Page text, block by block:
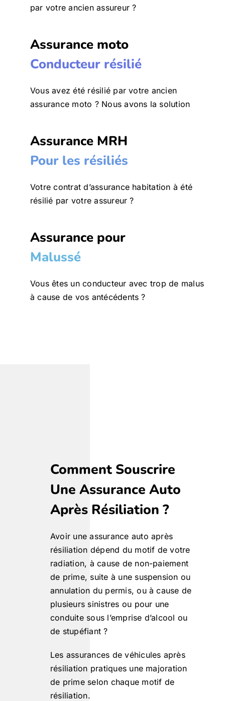
par votre ancien assureur ?
Assurance moto
Conducteur résilié
Vous avez été résilié par votre ancien
assurance moto ? Nous avons la solution
Assurance MRH
Pour les résiliés
Votre contrat d’assurance habitation à été
résilié par votre assureur ?
Assurance pour
Malussé
Vous êtes un conducteur avec trop de malus
à cause de vos antécédents ?
Comment Souscrire
Une Assurance Auto
Après Résiliation ?
Avoir une assurance auto après
résiliation dépend du motif de votre
radiation, à cause de non-paiement
de prime, suite à une suspension ou
annulation du permis, ou à cause de
plusieurs sinistres ou pour une
conduite sous l’emprise d’alcool ou
de stupéfiant ?
Les assurances de véhicules après
résiliation pratiques une majoration
de prime selon chaque motif de
résiliation.